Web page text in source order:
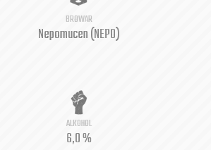
BROWAR
Nepomucen (NEPO)
ALKOHOL
6,0 %